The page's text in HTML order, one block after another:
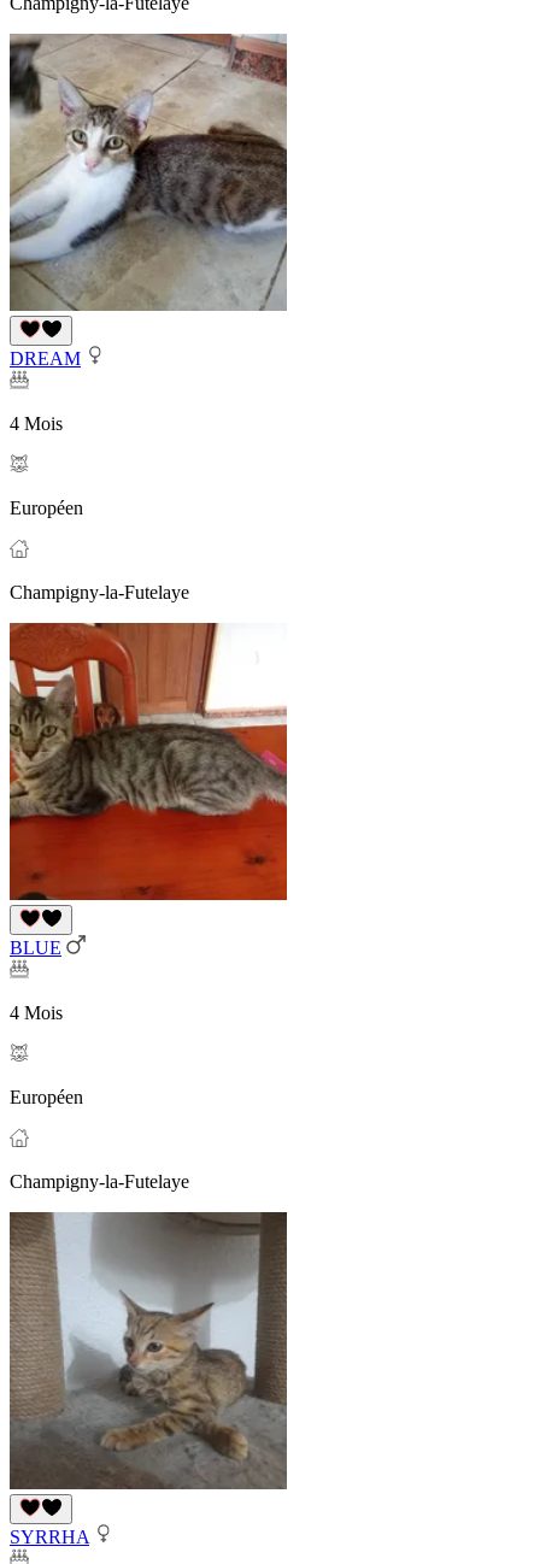
DREAM
4 Mois
Européen
Champigny-la-Futelaye
BLUE
4 Mois
Européen
Champigny-la-Futelaye
SYRRHA